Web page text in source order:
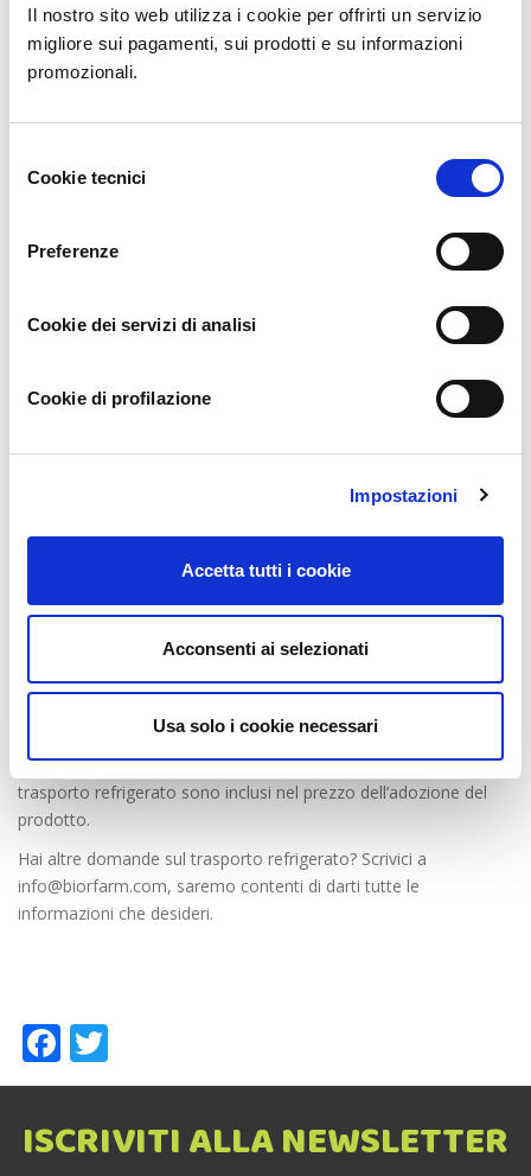
Il nostro sito web utilizza i cookie per offrirti un servizio
migliore sui pagamenti, sui prodotti e su informazioni
promozionali.
delCookie tecnici
Preferenze
Cookie dei servizi di analisi
Cookie di profilazione
Impostazioni
Accetta tutti i cookie
Acconsenti ai selezionati
Usa solo i cookie necessari
Si tratta di un trasporto caratterizzato da minori livelli di
automazione operativa. Un esempio? Non esistono nastri
trasportatori e la movimentazione è gestita con maggiore
Quale è il principale vantaggio del
qualità del prodotto. Albicocche, susine, pesche, non trattate
con particolari agenti chimici, con una temperatura esterna
velocemente mesi e mesi di sacrifici dei nostri piccoli produttori.
E noi lavoriamo proprio per questo! Infine, i costi relativi al
trasporto refrigerato sono inclusi nel prezzo dell’adozione del
prodotto.
Hai altre domande sul trasporto refrigerato? Scrivici a
info@biorfarm.com, saremo contenti di darti tutte le
informazioni che desideri.
Facebook
ISCRIVITI ALLA NEWSLETTER